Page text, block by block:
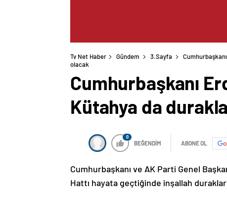
Tv Net Haber Gündem 3.Sayfa
olacak
Cumhurbaşkanı
Kütahya da
0
BEĞENDİM ABONE OL
Cumhurbaşkanı ve AK Parti Genel
Hattı hayata geçtiğinde inşallah